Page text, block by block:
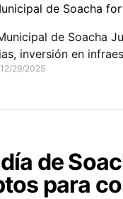
de Soacha
inversión en
12/29/2025
de
para